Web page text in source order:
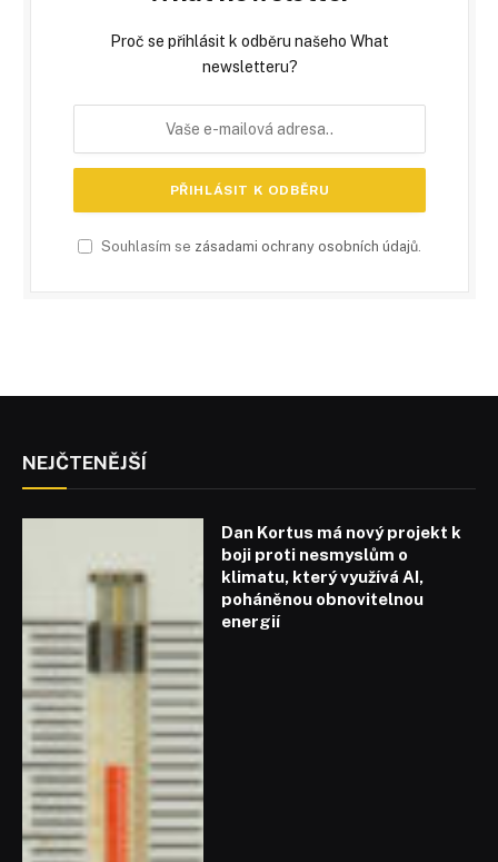
Proč se přihlásit k odběru našeho What
newsletteru?
Souhlasím se zásadami ochrany osobních údajů
NEJČTENĚJŠÍ
Dan Kortus má nový projekt k
boji proti nesmyslům o
klimatu, který využívá AI,
poháněnou obnovitelnou
energií